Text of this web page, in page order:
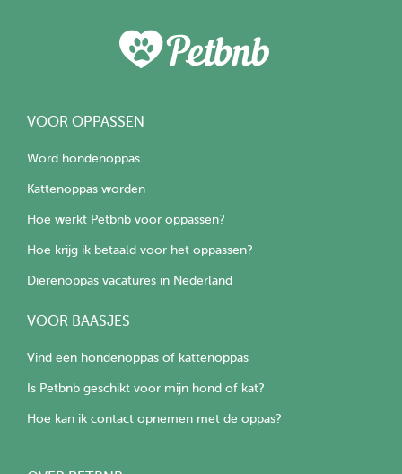
VOOR OPPASSEN
Word hondenoppas
Kattenoppas worden
Hoe werkt Petbnb voor oppassen?
Hoe krijg ik betaald voor het oppassen?
Dierenoppas vacatures in Nederland
VOOR BAASJES
Vind een hondenoppas of kattenoppas
Is Petbnb geschikt voor mijn hond of kat?
Hoe kan ik contact opnemen met de oppas?